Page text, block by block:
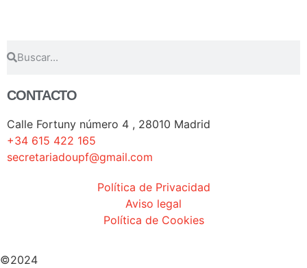
CONTACTO
Calle Fortuny número 4 , 28010 Madrid
+34 615 422 165
secretariadoupf@gmail.com
Política de Privacidad
Aviso legal
Política de Cookies
©2024